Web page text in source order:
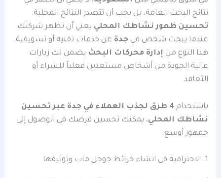
نتائج البحث العامة، بل يجب أن تتصدر النتائج المحلية.
تحسين ظهور نشاطك المحلي يعني أن تظهر شركتك
عندما يبحث شخص فيجدة عن خدمات تقنية أو تسويقية.
هذا النوع من إدارة محركات البحث يضمن لك زيارات
عالية الجودة من أشخاص مستعدين فعلياً للشراء أو
التعاقد.
باستخدام
4 طرق لجذب العملاء في جدة عبر تحسين
نشاطك المحلي، يمكنك تحسين فرصك في الوصول إلى
جمهور أوسع.
1. الاحترافية في انشاء خرائط جوجل ماب وتوثيقها